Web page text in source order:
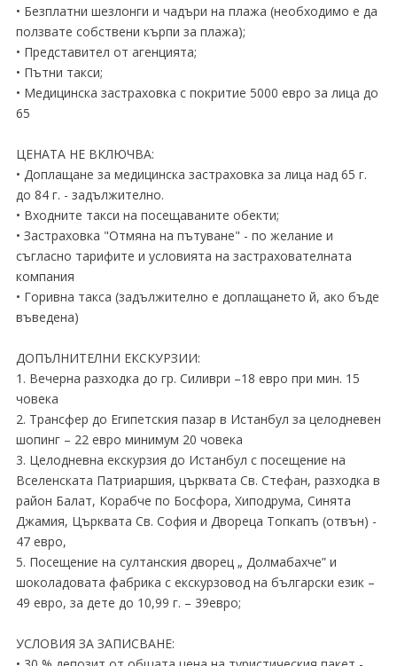
• Безплатни шезлонги и чадъри на плажа (необходимо е да
ползвате собствени кърпи за плажа);
• Представител от агенцията;
• Пътни такси;
• Медицинска застраховка с покритие 5000 евро за лица до
65
ЦЕНАТА НЕ ВКЛЮЧВА:
• Доплащане за медицинска застраховка за лица над 65 г.
до 84 г. - задължително.
• Входните такси на посещаваните обекти;
• Застраховка "Отмяна на пътуване" - по желание и
съгласно тарифите и условията на застрахователната
компания
• Горивна такса (задължително е доплащането й, ако бъде
въведена)
ДОПЪЛНИТЕЛНИ ЕКСКУРЗИИ:
1. Вечерна разходка до гр. Силиври –18 евро при мин. 15
човека
2. Трансфер до Египетския пазар в Истанбул за целодневен
шопинг – 22 евро минимум 20 човека
3. Целодневна екскурзия до Истанбул с посещение на
Вселенската Патриаршия, църквата Св. Стефан, разходка в
район Балат, Корабче по Босфора, Хиподрума, Синята
Джамия, Църквата Св. София и Двореца Топкапъ (отвън) -
47 евро,
5. Посещение на султанския дворец „ Долмабахче” и
шоколадовата фабрика с екскурзовод на български език –
49 евро, за дете до 10,99 г. – 39евро;
УСЛОВИЯ ЗА ЗАПИСВАНЕ: